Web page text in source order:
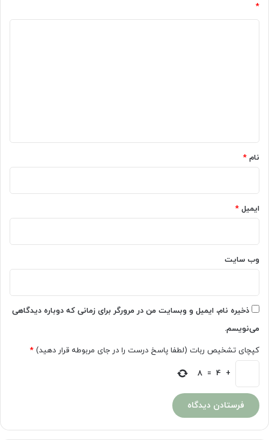
*
نام *
ایمیل *
وب‌ سایت
ذخیره نام، ایمیل و وبسایت من در مرورگر برای زمانی که دوباره دیدگاهی
می‌نویسم.
کپچای تشخیص ربات (لطفا پاسخ درست را در جای مربوطه قرار دهید) *
+
4
=
8